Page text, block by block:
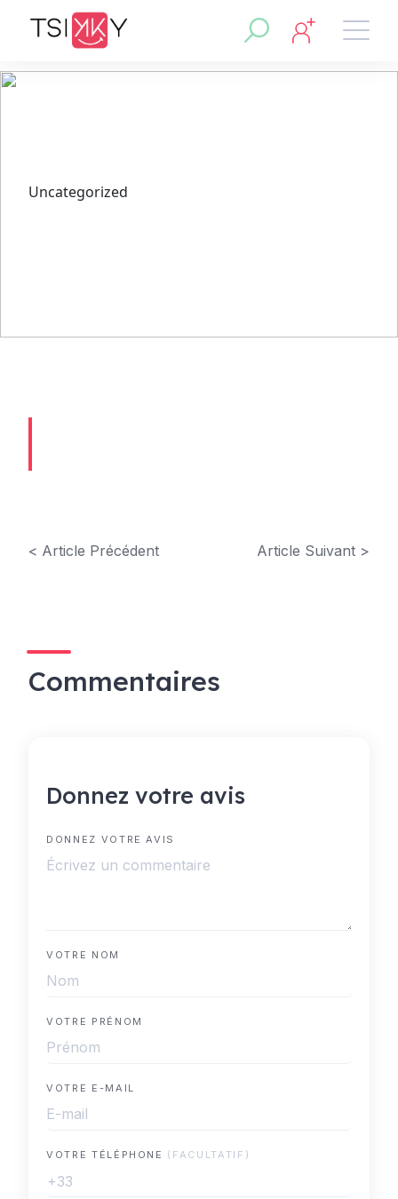
Uncategorized
< Article Précédent Article Suivant >
Commentaires
Donnez votre avis
DONNEZ VOTRE AVIS
VOTRE NOM
VOTRE PRÉNOM
VOTRE E-MAIL
VOTRE TÉLÉPHONE (FACULTATIF)
+33